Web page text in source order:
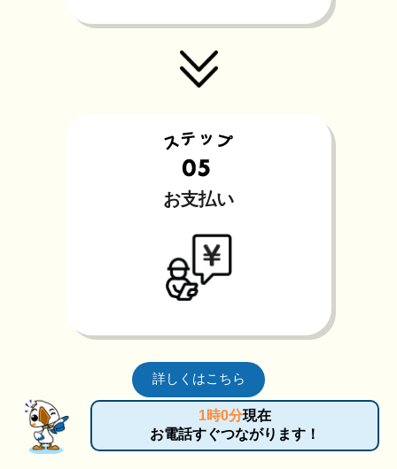
お支払い
詳しくはこちら
1時0分現在
お電話すぐつながります！